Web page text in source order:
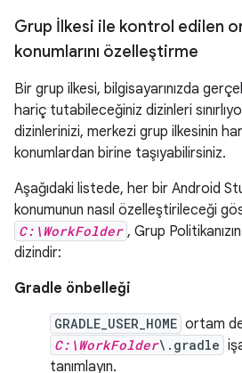
Grup İlkesi ile kontrol edilen
konumlarını özelleştirme
Bir grup ilkesi, bilgisayarınızda
hariç tutabileceğiniz dizinleri
dizinlerinizi, merkezi grup ilkesinin
konumlardan birine taşıyabilirsiniz.
Aşağıdaki listede, her bir Android
konumunun nasıl özelleştirileceği
C:\WorkFolder , Grup
dizindir:
Gradle önbelleği
GRADLE_USER_HOME ortam
C:\WorkFolder\.gradle
tanımlayın.